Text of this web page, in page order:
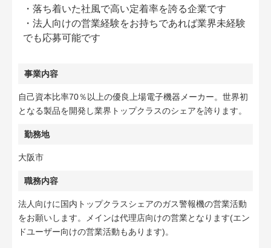
・落ち着いた社風で高い定着率を誇る企業です
・法人向けの営業経験をお持ちであれば業界未経験
でも応募可能です
事業内容
自己資本比率70％以上の優良上場電子機器メーカー。世界初
となる製品を開発し業界トップクラスのシェアを誇ります。
勤務地
大阪市
職務内容
法人向けに国内トップクラスシェアのガス警報機の営業活動
をお願いします。メインは代理店向けの営業となります(エン
ドユーザー向けの営業活動もあります)。